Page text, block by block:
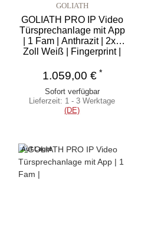
GOLIATH
GOLIATH PRO IP Video
Türsprechanlage mit App
| 1 Fam | Anthrazit | 2x7
Zoll Weiß | Fingerprint |
1.059,00 €*
Sofort verfügbar
Lieferzeit: 1 - 3 Werktage
(DE)
Auf Lager